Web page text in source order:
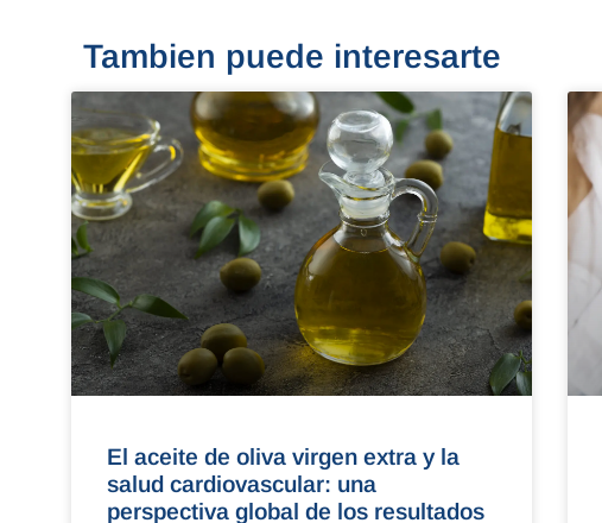
Tambien puede interesarte
El aceite de oliva virgen extra y la
salud cardiovascular: una
perspectiva global de los resultados